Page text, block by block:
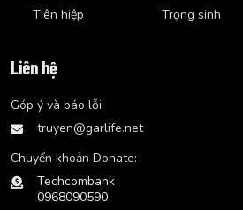
Tiên hiệp
Trọng sinh
Liên hệ
Góp ý và báo lỗi:
truyen@garlife.net
Chuyển khoản Donate:
Techcombank
0968090590